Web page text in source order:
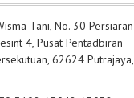
Tani, No. 30 Persiaran
4, Pusat Pentadbiran
62624 Putrajaya,